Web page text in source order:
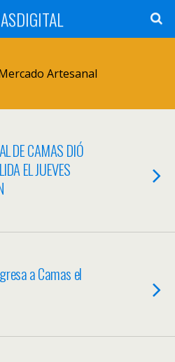
Artesanal
DE CAMAS DIÓ
EL JUEVES
a Camas el